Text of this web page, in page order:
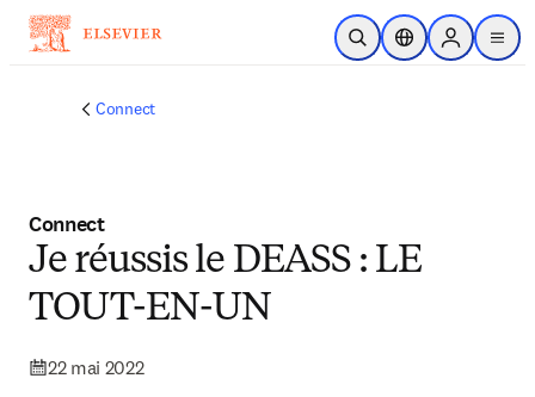
Passer au contenu principal
Ouvrir la recherche
Sélecteur de
Sign in to
menu
Connect
Connect
Je réussis le DEASS : LE
TOUT-EN-UN
22 mai 2022